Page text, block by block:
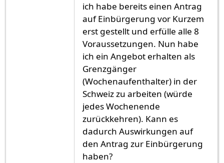
ich habe bereits einen Antrag
auf Einbürgerung vor Kurzem
erst gestellt und erfülle alle 8
Voraussetzungen. Nun habe
ich ein Angebot erhalten als
Grenzgänger
(Wochenaufenthalter) in der
Schweiz zu arbeiten (würde
jedes Wochenende
zurückkehren). Kann es
dadurch Auswirkungen auf
den Antrag zur Einbürgerung
haben?